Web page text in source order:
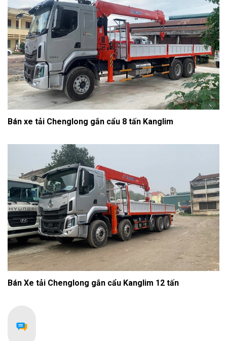
Bán xe tải Chenglong gắn cẩu 8 tấn Kanglim
Bán Xe tải Chenglong gắn cẩu Kanglim 12 tấn